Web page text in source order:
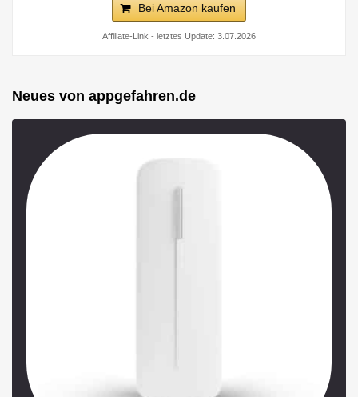
Bei Amazon kaufen
Affiliate-Link - letztes Update: 3.07.2026
Neues von appgefahren.de